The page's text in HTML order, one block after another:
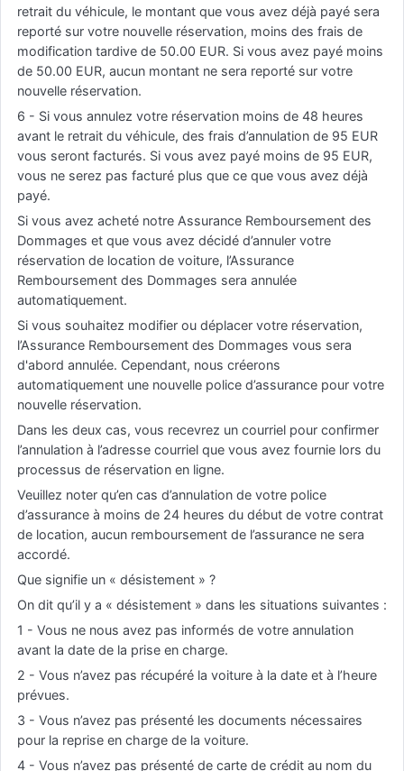
retrait du véhicule, le montant que vous avez déjà payé sera
reporté sur votre nouvelle réservation, moins des frais de
modification tardive de 50.00 EUR. Si vous avez payé moins
de 50.00 EUR, aucun montant ne sera reporté sur votre
nouvelle réservation.
6 - Si vous annulez votre réservation moins de 48 heures
avant le retrait du véhicule, des frais d’annulation de 95 EUR
vous seront facturés. Si vous avez payé moins de 95 EUR,
vous ne serez pas facturé plus que ce que vous avez déjà
payé.
Si vous avez acheté notre Assurance Remboursement des
Dommages et que vous avez décidé d’annuler votre
réservation de location de voiture, l’Assurance
Remboursement des Dommages sera annulée
automatiquement.
Si vous souhaitez modifier ou déplacer votre réservation,
l’Assurance Remboursement des Dommages vous sera
d'abord annulée. Cependant, nous créerons
automatiquement une nouvelle police d’assurance pour votre
nouvelle réservation.
Dans les deux cas, vous recevrez un courriel pour confirmer
l’annulation à l’adresse courriel que vous avez fournie lors du
processus de réservation en ligne.
Veuillez noter qu’en cas d’annulation de votre police
d’assurance à moins de 24 heures du début de votre contrat
de location, aucun remboursement de l’assurance ne sera
accordé.
Que signifie un « désistement » ?
On dit qu’il y a « désistement » dans les situations suivantes :
1 - Vous ne nous avez pas informés de votre annulation
avant la date de la prise en charge.
2 - Vous n’avez pas récupéré la voiture à la date et à l’heure
prévues.
3 - Vous n’avez pas présenté les documents nécessaires
pour la reprise en charge de la voiture.
4 - Vous n’avez pas présenté de carte de crédit au nom du